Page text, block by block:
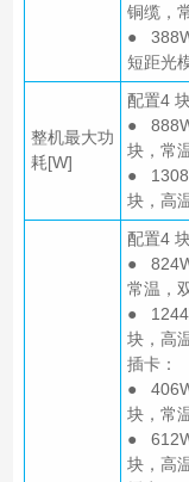
铜缆，
●
短距光
整机最大功
耗[W]
配置4
●
块，常
●
块，高
配置4
●
常温，
●
块，高
插卡：
●
块，常
●
块，高